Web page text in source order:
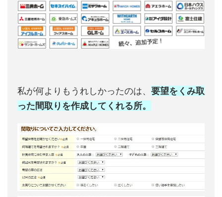
私が何よりもうれしかったのは、 要望をくみ取
った間取りを作成してくれる所。